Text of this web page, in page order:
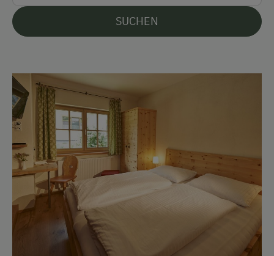
Visa
Deutsch
Englisch
Parken
Kostenlose Parkplätze
Am Betrieb
Familienanschluss
Garten/Wiese
SUCHEN